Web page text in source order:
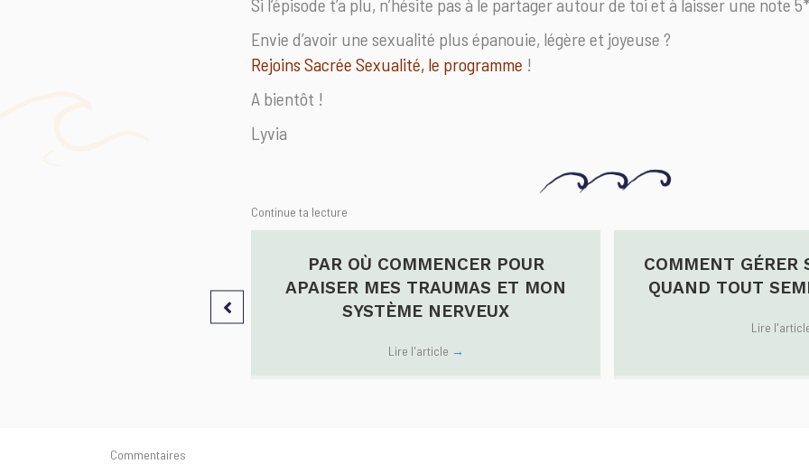
Si l’épisode t’a plu, n’hésite pas à le partager autour de toi et à laisser une note
Envie d’avoir une sexualité plus épanouie, légère et joyeuse ?
Rejoins Sacrée Sexualité, le programme !
A bientôt !
Lyvia
Continue ta lecture
PAR OÙ COMMENCER POUR
APAISER MES TRAUMAS ET MON
SYSTÈME NERVEUX
Lire l'article →
COMMENT GÉRER
QUAND TOUT
Lire
Commentaires